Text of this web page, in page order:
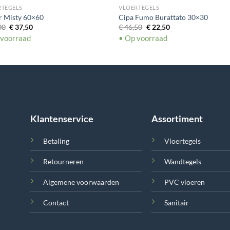
Misty 60×60
Oorspronkelijke
prijs
was:
€37,50Huidige
VLOERTEGELS
Cipa Fumo Burattato 30×30
€46,50 Oorspronkelijke
was:
€22,50Huidige
• Op voorraad
Klantenservice
Betaling
Retourneren
Algemene voorwaarden
Contact
Assortiment
Vloertegels
Wandtegels
PVC vloeren
Sanitair